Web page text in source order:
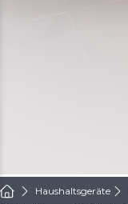
Haushaltsgeräte